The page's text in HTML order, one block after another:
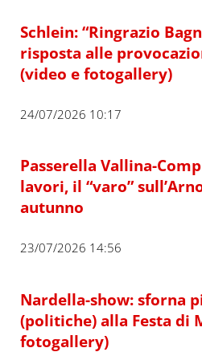
Schlein: “Ringrazio
risposta alle
(video e fotogallery)
24/07/2026 10:17
Passerella Vallina-
lavori, il “varo”
autunno
23/07/2026 14:56
Nardella-show: sforna
(politiche) alla Festa di
fotogallery)